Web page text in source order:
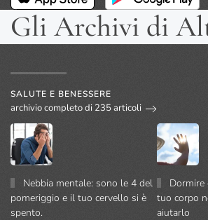
Gli Archivi di
SALUTE E BENESSERE
archivio completo di 235 articoli
Nebbia mentale: sono le 4 del
pomeriggio e il tuo cervello si è
spento.
Dormire
tuo corpo
aiutarlo